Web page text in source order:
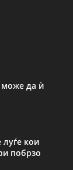
може да ѝ
кои
побрзо